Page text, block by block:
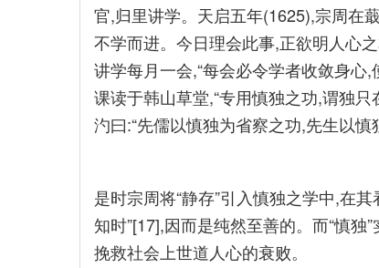
官,归里讲学。天启五年(1625),宗周在
不学而进。今日理会此事,正欲明人心
讲学每月一会,“每会必令学者收敛身心
课读于韩山草堂,“专用慎独之功,谓独
汋曰:“先儒以慎独为省察之功,先生以慎
是时宗周将“静存”引入慎独之学中,在
知时”[17],因而是纯然至善的。而“慎独
挽救社会上世道人心的衰败。